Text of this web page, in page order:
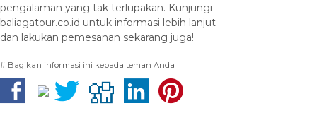
pengalaman yang tak terlupakan. Kunjungi
baliagatour.co.id untuk informasi lebih lanjut
dan lakukan pemesanan sekarang juga!
# Bagikan informasi ini kepada teman Anda